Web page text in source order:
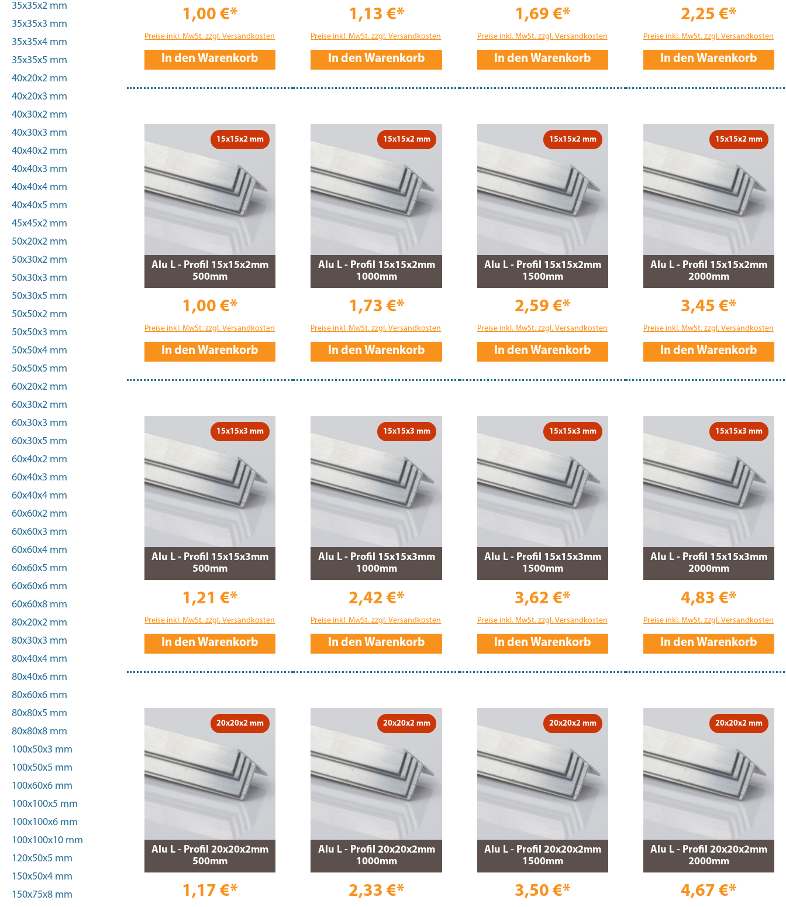
35x35x2 mm
35x35x3 mm
35x35x4 mm
35x35x5 mm
40x20x2 mm
40x20x3 mm
40x30x2 mm
40x30x3 mm
40x40x2 mm
40x40x3 mm
40x40x4 mm
40x40x5 mm
45x45x2 mm
50x20x2 mm
50x30x2 mm
50x30x3 mm
50x30x5 mm
50x50x2 mm
50x50x3 mm
50x50x4 mm
50x50x5 mm
60x20x2 mm
60x30x2 mm
60x30x3 mm
60x30x5 mm
60x40x2 mm
60x40x3 mm
60x40x4 mm
60x60x2 mm
60x60x3 mm
60x60x4 mm
60x60x5 mm
60x60x6 mm
60x60x8 mm
80x20x2 mm
80x30x3 mm
80x40x4 mm
80x40x6 mm
80x60x6 mm
80x80x5 mm
80x80x8 mm
100x50x3 mm
100x50x5 mm
100x60x6 mm
100x100x5 mm
100x100x6 mm
100x100x10 mm
120x50x5 mm
150x50x4 mm
150x75x8 mm
1,00 €*
Preise inkl. MwSt. zzgl. Versandkosten
In den Warenkorb
1,13 €*
Preise inkl. MwSt. zzgl. Versandkosten
In den Warenkorb
1,69 €*
Preise inkl. MwSt. zzgl. Versandkosten
In den Warenkorb
2,25 €*
Preise inkl. MwSt. zzgl. Versandkosten
In den Warenkorb
15x15x2 mm
Alu L - Profil 15x15x2mm
500mm
1,00 €*
Preise inkl. MwSt. zzgl. Versandkosten
In den Warenkorb
15x15x2 mm
Alu L - Profil 15x15x2mm
1000mm
1,73 €*
Preise inkl. MwSt. zzgl. Versandkosten
In den Warenkorb
15x15x2 mm
Alu L - Profil 15x15x2mm
1500mm
2,59 €*
Preise inkl. MwSt. zzgl. Versandkosten
In den Warenkorb
15x15x2 mm
Alu L - Profil 15x15x2mm
2000mm
3,45 €*
Preise inkl. MwSt. zzgl. Versandkosten
In den Warenkorb
15x15x3 mm
Alu L - Profil 15x15x3mm
500mm
1,21 €*
Preise inkl. MwSt. zzgl. Versandkosten
In den Warenkorb
15x15x3 mm
Alu L - Profil 15x15x3mm
1000mm
2,42 €*
Preise inkl. MwSt. zzgl. Versandkosten
In den Warenkorb
15x15x3 mm
Alu L - Profil 15x15x3mm
1500mm
3,62 €*
Preise inkl. MwSt. zzgl. Versandkosten
In den Warenkorb
15x15x3 mm
Alu L - Profil 15x15x3mm
2000mm
4,83 €*
Preise inkl. MwSt. zzgl. Versandkosten
In den Warenkorb
20x20x2 mm
Alu L - Profil 20x20x2mm
500mm
1,17 €*
20x20x2 mm
Alu L - Profil 20x20x2mm
1000mm
2,33 €*
20x20x2 mm
Alu L - Profil 20x20x2mm
1500mm
3,50 €*
20x20x2 mm
Alu L - Profil 20x20x2mm
2000mm
4,67 €*